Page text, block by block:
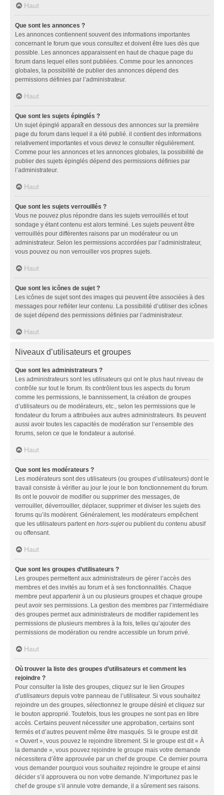
Haut
Que sont les annonces ?
Les annonces contiennent souvent des informations importantes
concernant le forum que vous consultez et doivent être lues dès que
possible. Les annonces apparaissent en haut de chaque page du
forum dans lequel elles sont publiées. Comme pour les annonces
globales, la possibilité de publier des annonces dépend des
permissions définies par l’administrateur.
Haut
Que sont les sujets épinglés ?
Un sujet épinglé apparaît en dessous des annonces sur la première
page du forum dans lequel il a été publié. il contient des informations
relativement importantes et vous devez le consulter régulièrement.
Comme pour les annonces et les annonces globales, la possibilité de
publier des sujets épinglés dépend des permissions définies par
l’administrateur.
Haut
Que sont les sujets verrouillés ?
Vous ne pouvez plus répondre dans les sujets verrouillés et tout
sondage y étant contenu est alors terminé. Les sujets peuvent être
verrouillés pour différentes raisons par un modérateur ou un
administrateur. Selon les permissions accordées par l’administrateur,
vous pouvez ou non verrouiller vos propres sujets.
Haut
Que sont les icônes de sujet ?
Les icônes de sujet sont des images qui peuvent être associées à des
messages pour refléter leur contenu. La possibilité d’utiliser des icônes
de sujet dépend des permissions définies par l’administrateur.
Haut
Niveaux d’utilisateurs et groupes
Que sont les administrateurs ?
Les administrateurs sont les utilisateurs qui ont le plus haut niveau de
contrôle sur tout le forum. Ils contrôlent tous les aspects du forum
comme les permissions, le bannissement, la création de groupes
d’utilisateurs ou de modérateurs, etc., selon les permissions que le
fondateur du forum a attribuées aux autres administrateurs. Ils peuvent
aussi avoir toutes les capacités de modération sur l’ensemble des
forums, selon ce que le fondateur a autorisé.
Haut
Que sont les modérateurs ?
Les modérateurs sont des utilisateurs (ou groupes d’utilisateurs) dont le
travail consiste à vérifier au jour le jour le bon fonctionnement du forum.
Ils ont le pouvoir de modifier ou supprimer des messages, de
verrouiller, déverrouiller, déplacer, supprimer et diviser les sujets des
forums qu’ils modèrent. Généralement, les modérateurs empêchent
que les utilisateurs partent en hors-sujetou publient du contenu abusif
ou offensant.
Haut
Que sont les groupes d’utilisateurs ?
Les groupes permettent aux administrateurs de gérer l’accès des
membres et des invités au forum et à ses fonctionnalités. Chaque
membre peut appartenir à un ou plusieurs groupes et chaque groupe
peut avoir ses permissions. La gestion des membres par l’intermédiaire
des groupes permet aux administrateurs de modifier rapidement les
permissions de plusieurs membres à la fois, telles qu’ajouter des
permissions de modération ou rendre accessible un forum privé.
Haut
Où trouver la liste des groupes d’utilisateurs et comment les
rejoindre ?
Pour consulter la liste des groupes, cliquez sur le lien Groupes
d’utilisateurs depuis votre panneau de l’utilisateur. Si vous souhaitez
rejoindre un des groupes, sélectionnez le groupe désiré et cliquez sur
le bouton approprié. Toutefois, tous les groupes ne sont pas en libre
accès. Certains peuvent nécessiter une approbation, certains sont
fermés et d’autres peuvent même être masqués. Si le groupe est dit
« Ouvert », vous pouvez le rejoindre librement. Si le groupe est dit « À
la demande », vous pouvez rejoindre le groupe mais votre demande
nécessitera d’être approuvée par un chef de groupe. Ce dernier pourra
vous demander pourquoi vous souhaitez rejoindre le groupe et ainsi
décider s’il approuvera ou non votre demande. N’importunez pas le
chef de groupe s’il annule votre demande, il a sûrement ses raisons.